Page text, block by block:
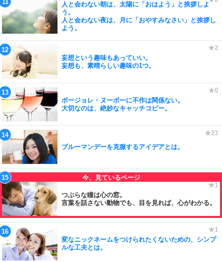
人と会わない朝は、太陽に「おはよう」と挨拶しよ
う。
人と会わない夜は、月に「おやすみなさい」と挨拶し
よう。
妄想という趣味もあっていい。
妄想も、素晴らしい趣味の1つ。
ボージョレ・ヌーボーに不作は関係ない。
大切なのは、絶妙なキャッチコピー。
ブルーマンデーを克服するアイデアとは。
つぶらな瞳は心の窓。
言葉を話さない動物でも、目を見れば、心がわかる。
変なニックネームをつけられたくないための、シンプ
ルな工夫とは。